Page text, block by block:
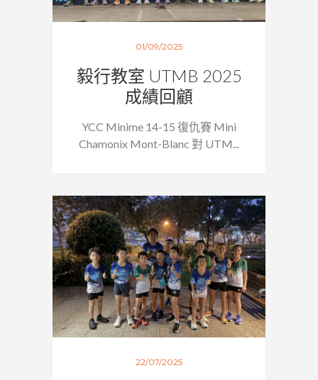
01/09/2025
毅行教室 UTMB 2025
成績回顧
YCC Minime 14-15 復仇賽 Mini
Chamonix Mont-Blanc 對 UTM...
22/07/2025